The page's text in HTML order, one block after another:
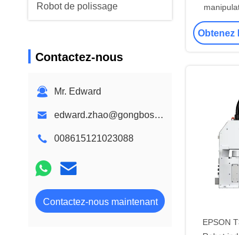
Robot de polissage
Une main habile
Contactez-nous
Mr. Edward
edward.zhao@gongboshi.com
008615121023088
Contactez-nous maintenant
Obtenez
EPSON